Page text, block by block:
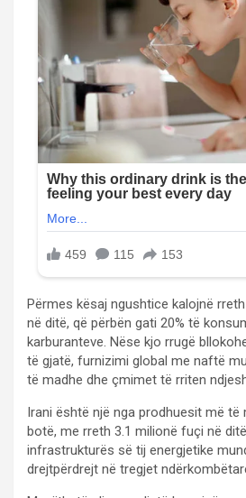
Përmes kësaj ngushtice kalojnë
në ditë, që përbën gati 20% të
karburanteve. Nëse kjo rrugë
të gjatë, furnizimi global me naftë
të madhe dhe çmimet të rriten
Irani është një nga prodhuesit më të
botë, me rreth 3.1 milionë fuçi në
infrastrukturës së tij energjetike
drejtpërdrejt në tregjet